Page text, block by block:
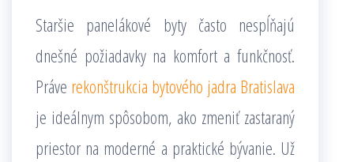
Staršie panelákové byty často nespĺňajú
dnešné požiadavky na komfort a funkčnosť.
Práve rekonštrukcia bytového jadra Bratislava
je ideálnym spôsobom, ako zmeniť zastaraný
priestor na moderné a praktické bývanie. Už